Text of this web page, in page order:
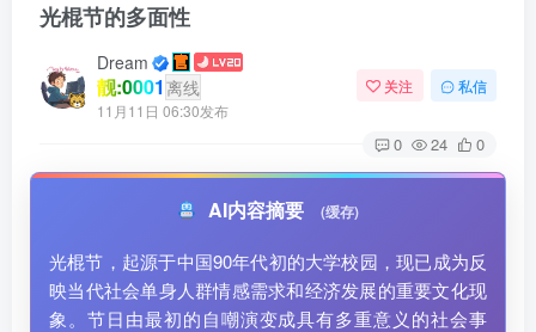
光棍节的多面性
Dream
靓:0001 离线
11月11日 06:30发布
关注 私信
0 24 0
AI内容摘要 (缓存)
光棍节，起源于中国90年代初的大学校园，现已成为反
映当代社会单身人群情感需求和经济发展的重要文化现
象。节日由最初的自嘲演变成具有多重意义的社会事